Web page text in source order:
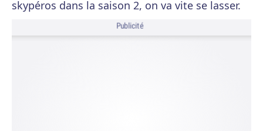
skypéros dans la saison 2, on va vite se lasser.
Publicité